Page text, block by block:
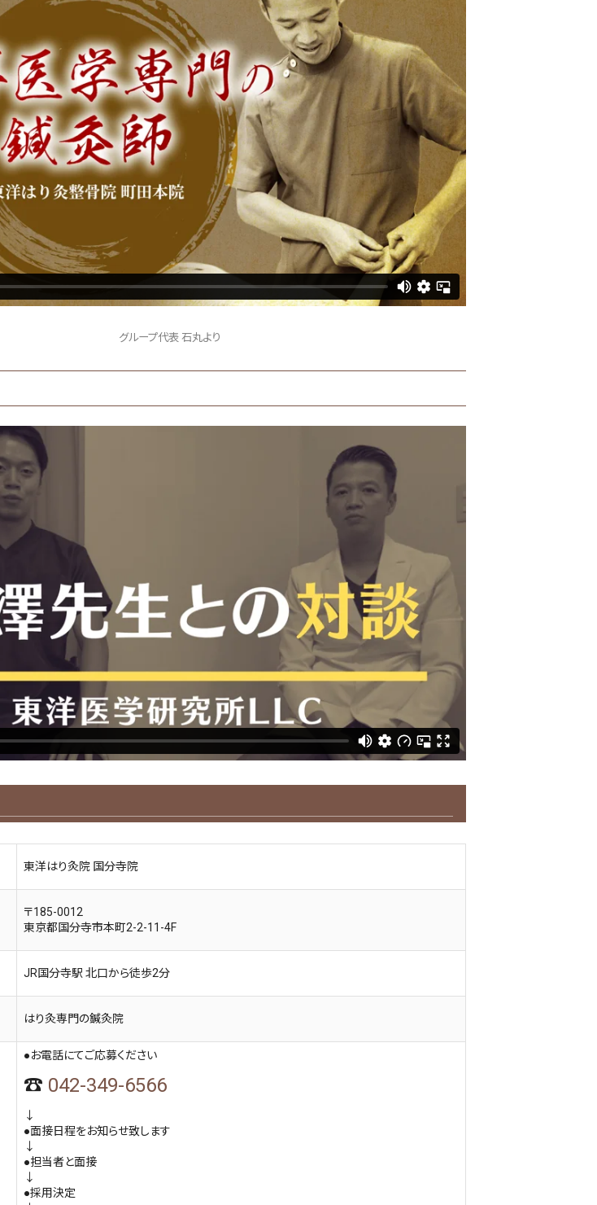
グループ代表 石丸より
東洋はり灸院 国分寺院
〒185-0012
東京都国分寺市本町2-2-11-4F
JR国分寺駅 北口から徒歩2分
はり灸専門の鍼灸院
●お電話にてご応募ください
☎ 042-349-6566
↓
●面接日程をお知らせ致します
↓
●担当者と面接
↓
●採用決定